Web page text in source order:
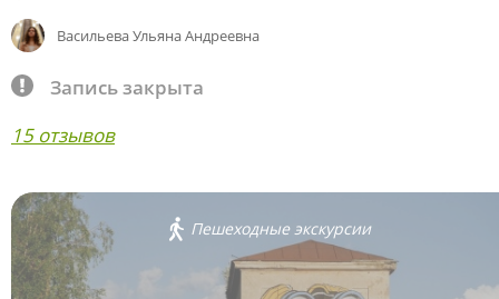
Васильева Ульяна Андреевна
Запись закрыта
15 отзывов
Пешеходные экскурсии